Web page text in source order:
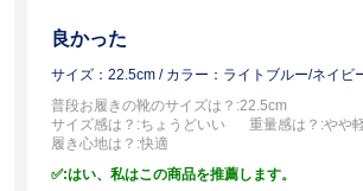
良かった
サイズ：22.5cm / カラー：ライトブルー/ネイビ
普段お履きの靴のサイズは？ :22.5cm
サイズ感は？ :ちょうどいい 重量感は？ :やや
履き心地は？ :快適
:はい、私はこの商品を推薦します。